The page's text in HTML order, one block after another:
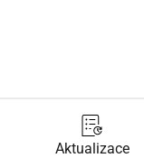
Aktualizace